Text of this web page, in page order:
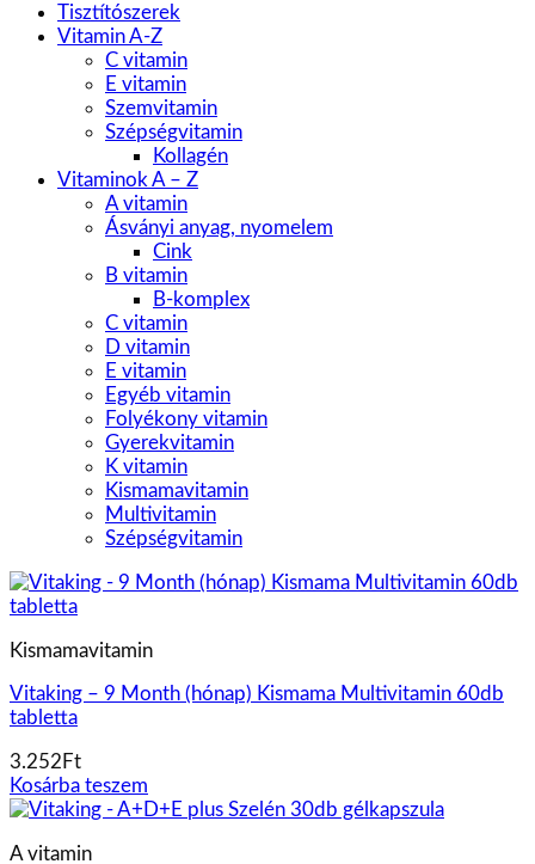
Tisztítószerek
Vitamin A-Z
C vitamin
E vitamin
Szemvitamin
Szépségvitamin
Kollagén
Vitaminok A – Z
A vitamin
Ásványi anyag, nyomelem
Cink
B vitamin
B-komplex
C vitamin
D vitamin
E vitamin
Egyéb vitamin
Folyékony vitamin
Gyerekvitamin
K vitamin
Kismamavitamin
Multivitamin
Szépségvitamin
Kismamavitamin
Vitaking – 9 Month (hónap) Kismama Multivitamin 60db
tabletta
3.252 Ft
Kosárba teszem
A vitamin